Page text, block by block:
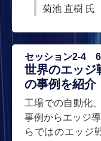
菊池 直樹 氏
セッション2-4 6
世界のエッジ
の事例を紹介
工場での自動化
事例からエッジ
らではのエッジ